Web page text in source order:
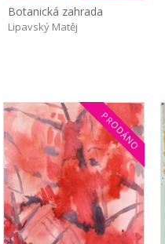
Botanická zahrada
Lipavský Matěj
PRODÁNO